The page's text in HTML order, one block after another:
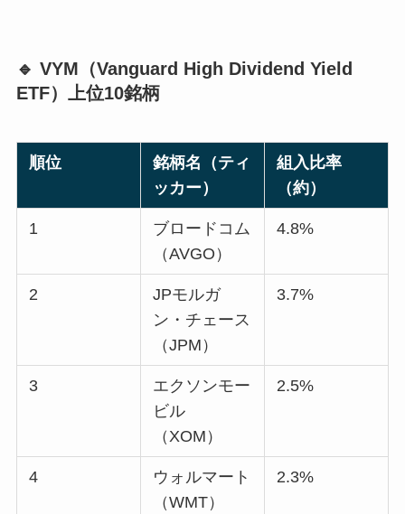
🔹 VYM（Vanguard High Dividend Yield
ETF）上位10銘柄
順位
銘柄名（ティ
ッカー）
組入比率
（約）
1
ブロードコム
（AVGO）
4.8%
2
JPモルガ
ン・チェース
（JPM）
3.7%
3
エクソンモー
ビル
（XOM）
2.5%
4
ウォルマート
（WMT）
2.3%